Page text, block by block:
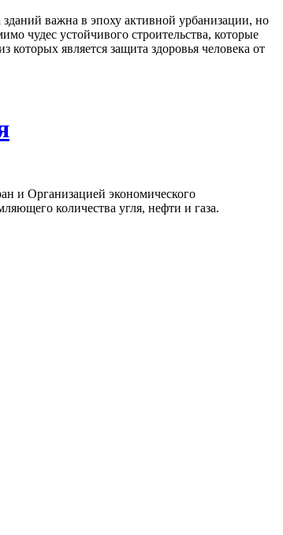
важна в эпоху активной урбанизации, но
чудес устойчивого строительства, которые
является защита здоровья человека от
и Организацией экономического
количества угля, нефти и газа.